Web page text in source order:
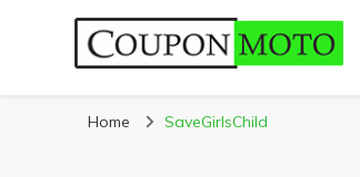
CouponMoto
Home SaveGirlsChild